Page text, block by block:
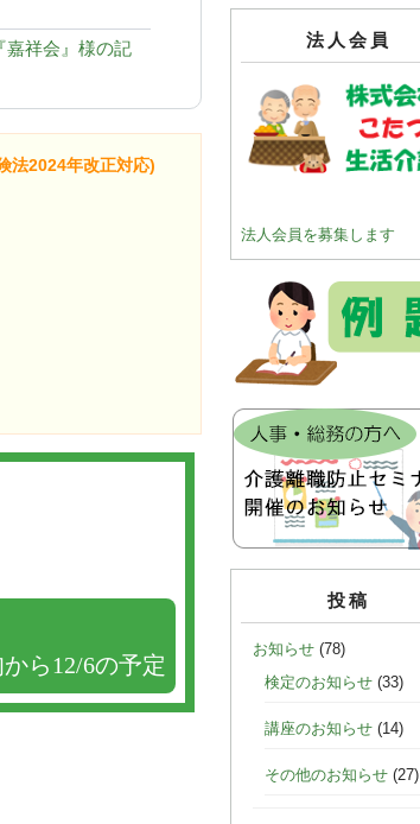
嘉祥会』様の記
法2024年改正対応)
ら12/6の予定
法人会員
法人会員を募集します
投稿
お知らせ (78)
検定のお知らせ (33)
講座のお知らせ (14)
その他のお知らせ (27)